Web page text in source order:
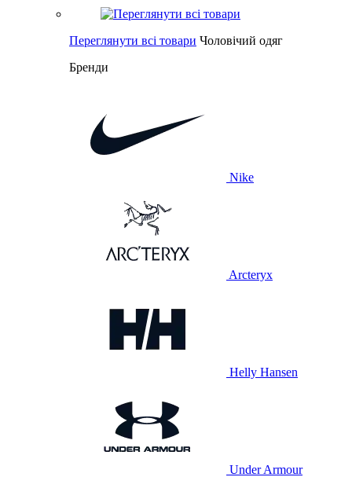
Переглянути всі товари Чоловічий одяг
Бренди
Nike
Arcteryx
Helly Hansen
Under Armour